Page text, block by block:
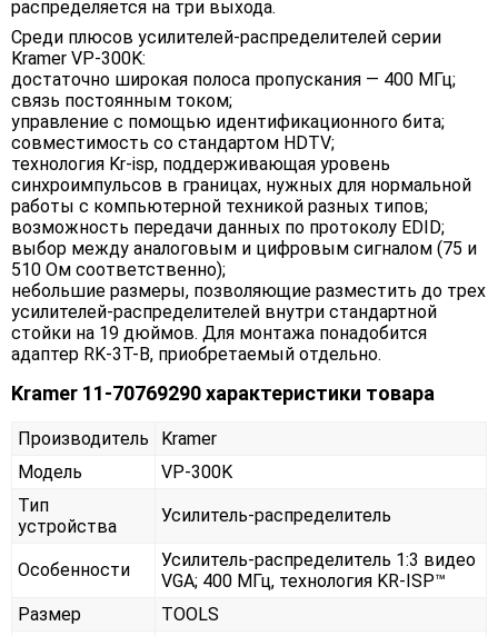
распределяется на три выхода.
Среди плюсов усилителей-распределителей серии
Kramer VP-300K:
достаточно широкая полоса пропускания — 400 МГц;
связь постоянным током;
управление с помощью идентификационного бита;
совместимость со стандартом HDTV;
технология Kr-isp, поддерживающая уровень
синхроимпульсов в границах, нужных для нормальной
работы с компьютерной техникой разных типов;
возможность передачи данных по протоколу EDID;
выбор между аналоговым и цифровым сигналом (75 и
510 Ом соответственно);
небольшие размеры, позволяющие разместить до трех
усилителей-распределителей внутри стандартной
стойки на 19 дюймов. Для монтажа понадобится
адаптер RK-3T-B, приобретаемый отдельно.
Kramer 11-70769290 характеристики товара
Производитель
Kramer
Модель
VP-300K
Тип
устройства
Усилитель-распределитель
Особенности
Усилитель-распределитель 1:3 видео
VGA; 400 МГц, технология KR-ISP™
Размер
TOOLS